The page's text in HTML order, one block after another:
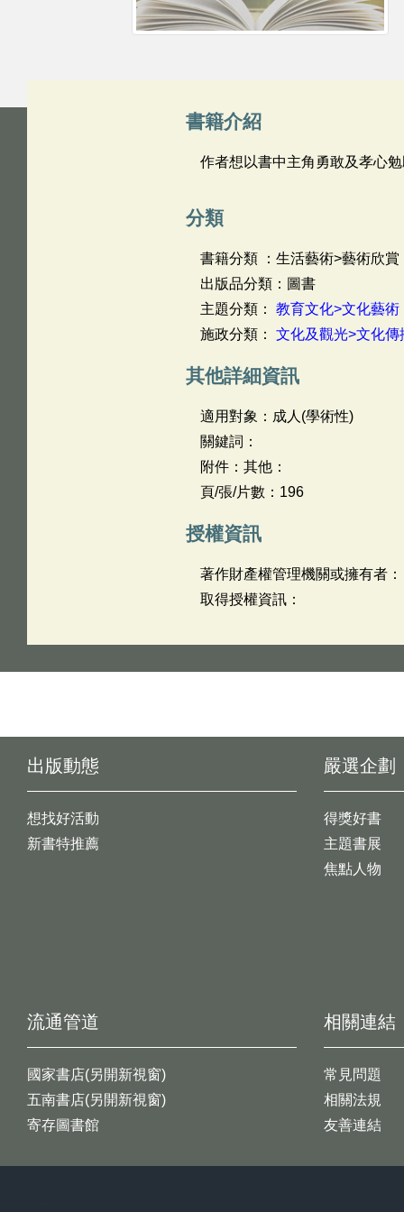
書籍介紹
作者想以書中主角勇敢及孝心
分類
書籍分類 ：生活藝術>藝術欣賞
出版品分類：圖書
主題分類： 教育文化>文化藝術
施政分類： 文化及觀光>文化傳
其他詳細資訊
適用對象：成人(學術性)
關鍵詞：
附件：其他：
頁/張/片數：196
授權資訊
著作財產權管理機關或擁有者：
取得授權資訊：
出版動態
想找好活動
新書特推薦
嚴選企劃
得獎好書
主題書展
焦點人物
流通管道
國家書店(另開新視窗)
五南書店(另開新視窗)
寄存圖書館
相關連結
常見問題
相關法規
友善連結